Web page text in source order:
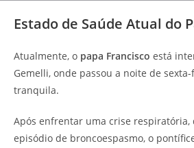
Estado de Saúde Atual do
Atualmente, o papa Francisco está
Gemelli, onde passou a noite de
tranquila.
Após enfrentar uma crise
episódio de broncoespasmo, o